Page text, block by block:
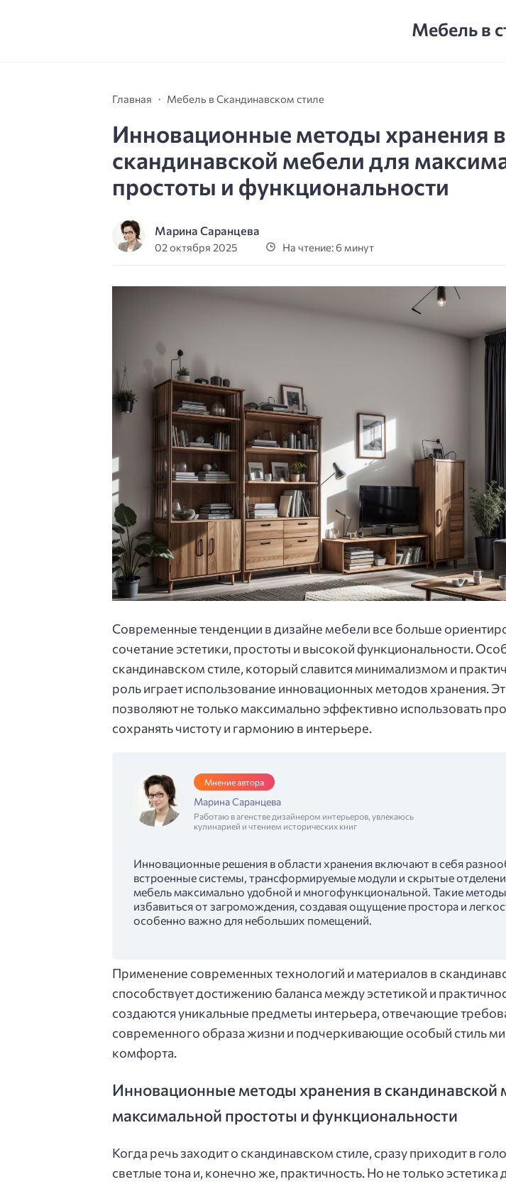
Мебель в
Главная Мебель в Скандинавском стиле
Инновационные методы хранения в
скандинавской мебели для
простоты и функциональности
Марина Саранцева
02 октября 2025 На чтение: 6 минут
Современные тенденции в дизайне мебели все больше
сочетание эстетики, простоты и высокой функциональности.
скандинавском стиле, который славится минимализмом и
роль играет использование инновационных методов хранения.
позволяют не только максимально эффективно использовать
сохранять чистоту и гармонию в интерьере.
Мнение автора
Марина Саранцева
Работаю в агенстве дизайнером интерьеров, увлекаюсь
кулинарией и чтением исторических книг
Инновационные решения в области хранения включают в себя
встроенные системы, трансформируемые модули и скрытые
мебель максимально удобной и многофункциональной. Такие
избавиться от загромождения, создавая ощущение простора и
особенно важно для небольших помещений.
Применение современных технологий и материалов в
способствует достижению баланса между эстетикой и
создаются уникальные предметы интерьера, отвечающие
современного образа жизни и подчеркивающие особый стиль
комфорта.
Инновационные методы хранения в скандинавской
максимальной простоты и функциональности
Когда речь заходит о скандинавском стиле, сразу приходит в
светлые тона и, конечно же, практичность. Но не только эстетика